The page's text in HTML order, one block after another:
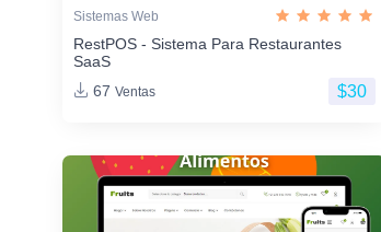
Sistemas Web
RestPOS - Sistema Para Restaurantes
SaaS
67 Ventas $30